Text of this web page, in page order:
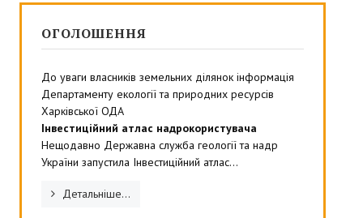
ОГОЛОШЕННЯ
До уваги власників земельних ділянок інформація
Департаменту екології та природних ресурсів
Харківської ОДА
Інвестиційний атлас надрокористувача
Нещодавно Державна служба геології та надр
України запустила Інвестиційний атлас...
Детальніше...